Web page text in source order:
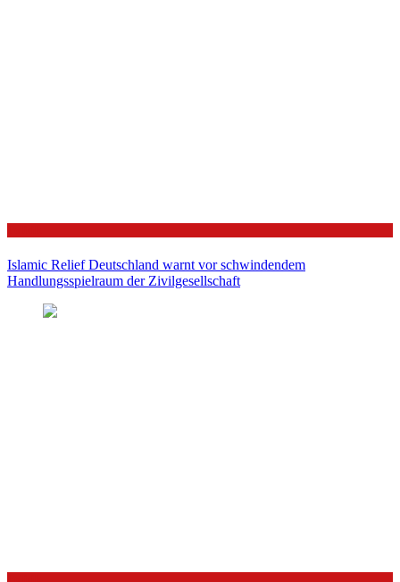
Islamic Relief Deutschland warnt vor schwindendem
Handlungsspielraum der Zivilgesellschaft